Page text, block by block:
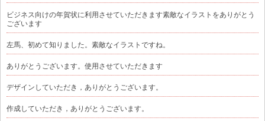
ビジネス向けの年賀状に利用させていただきます素敵なイラストをありがとう
ございます
左馬、初めて知りました。素敵なイラストですね。
ありがとうございます。使用させていただきます
デザインしていただき，ありがとうございます。
作成していただき，ありがとうございます。